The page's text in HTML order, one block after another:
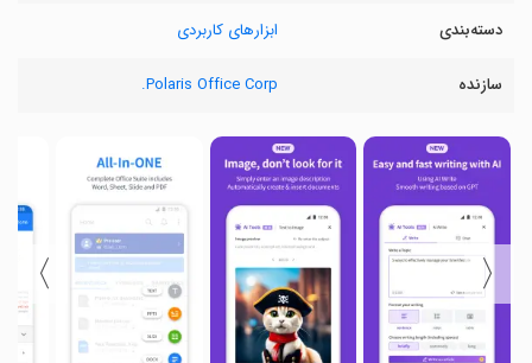
دسته‌بندی ابزارهای کاربردی
سازنده Polaris Office Corp.
〈
〉